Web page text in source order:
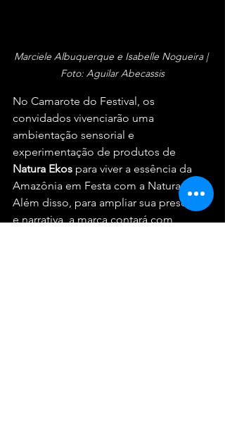
Marciele Albuquerque e Isabelle Nogueira |
Foto: Aguilar Abecassis
No Camarote do Festival, os
convidados vivenciarão uma
ambientação sensorial e
experimentação de produtos de
Natura Ekos para viver a essência da
Amazônia em Festa com a Natura.
Além disso, para ampliar sua presença
e narrativa, a marca contará com